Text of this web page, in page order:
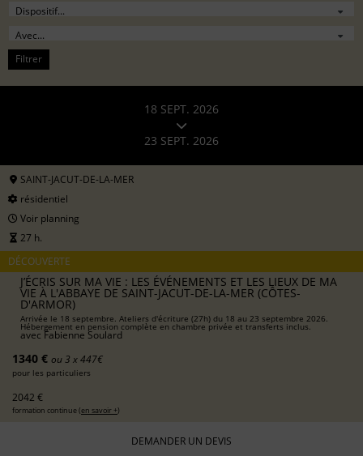
Filtrer
18 SEPT. 2026
23 SEPT. 2026
SAINT-JACUT-DE-LA-MER
résidentiel
Voir planning
27 h.
DÉCOUVERTE
J’ÉCRIS SUR MA VIE : LES ÉVÉNEMENTS ET LES LIEUX DE MA
VIE À L'ABBAYE DE SAINT-JACUT-DE-LA-MER (CÔTES-
D'ARMOR)
Arrivée le 18 septembre. Ateliers d'écriture (27h) du 18 au 23 septembre 2026.
Hébergement en pension complète en chambre privée et transferts inclus.
avec Fabienne Soulard
1340 € ou 3 x 447€
pour les particuliers
2042 €
formation continue (en savoir +)
DEMANDER UN DEVIS